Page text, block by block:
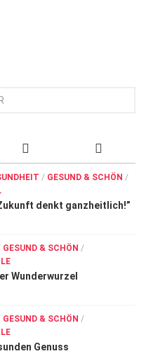
/ GESUND & SCHÖN /
denkt ganzheitlich!”
GESUND & SCHÖN /
Wunderwurzel
GESUND & SCHÖN /
Genuss